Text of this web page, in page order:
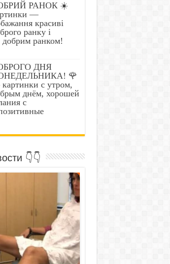
РАНОК ☀️
—
красиві
ранку і
ранком!
ДНЯ
🌹
с утром,
днём, хорошей
с
👇👇